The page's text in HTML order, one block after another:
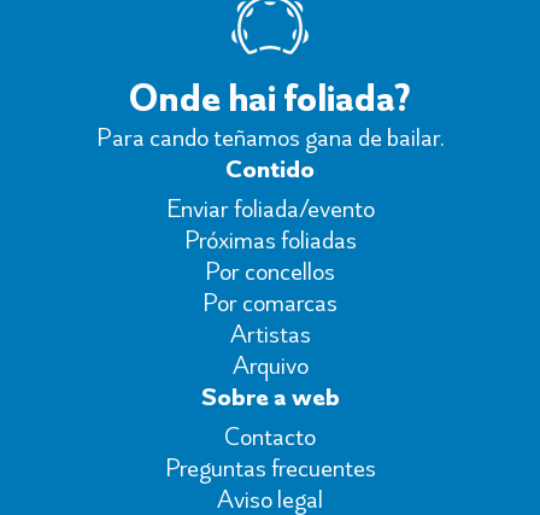
Onde hai foliada?
Para cando teñamos gana de bailar.
Contido
Enviar foliada/evento
Próximas foliadas
Por concellos
Por comarcas
Artistas
Arquivo
Sobre a web
Contacto
Preguntas frecuentes
Aviso legal